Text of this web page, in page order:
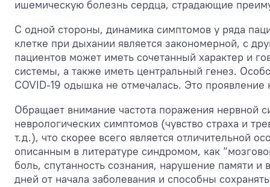
ишемическую болезнь сердца, страдающие
С одной стороны, динамика симптомов у ряда
клетке при дыхании является закономерной, с
пациентов может иметь сочетанный характер и
системы, а также иметь центральный генез.
COVID-19 одышка не отмечалась. Это
Обращает внимание частота поражения нервной
неврологических симптомов (чувство страха и
т.д.), что скорее всего является отличительной
описанным в литературе синдромом, как
боль, спутанность сознания, нарушение памяти
дней от начала заболевания и способны